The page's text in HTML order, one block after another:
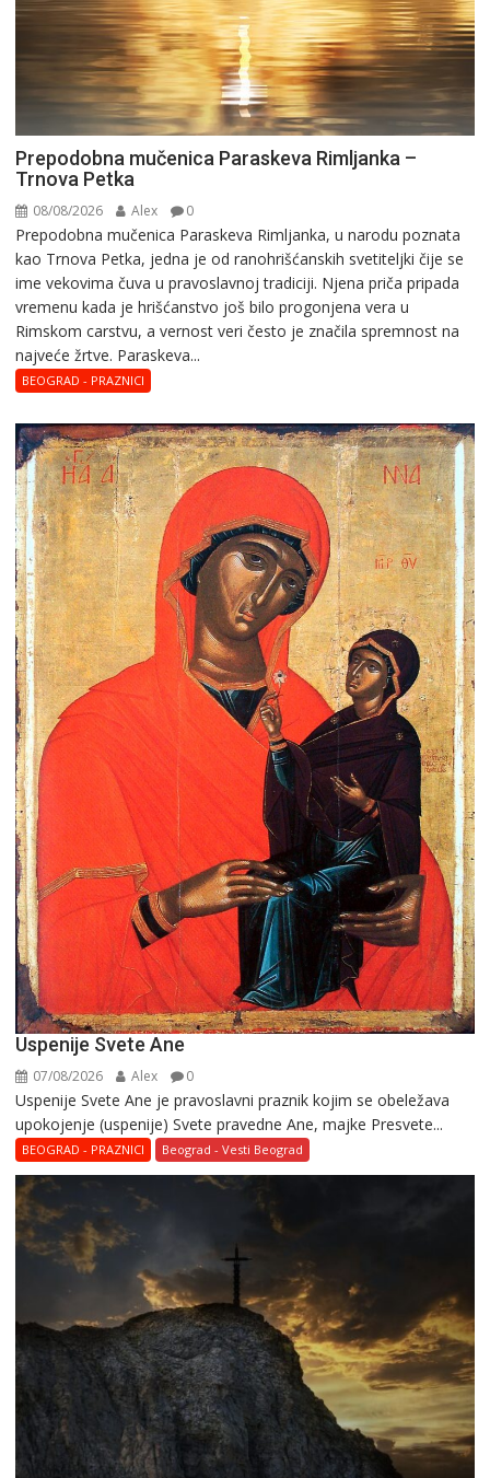
Prepodobna mučenica Paraskeva Rimljanka –
Trnova Petka
08/08/2026 Alex 0
Prepodobna mučenica Paraskeva Rimljanka, u narodu poznata
kao Trnova Petka, jedna je od ranohrišćanskih svetiteljki čije se
ime vekovima čuva u pravoslavnoj tradiciji. Njena priča pripada
vremenu kada je hrišćanstvo još bilo progonjena vera u
Rimskom carstvu, a vernost veri često je značila spremnost na
najveće žrtve. Paraskeva...
BEOGRAD - PRAZNICI
Uspenije Svete Ane
07/08/2026 Alex 0
Uspenije Svete Ane je pravoslavni praznik kojim se obeležava
upokojenje (uspenije) Svete pravedne Ane, majke Presvete...
BEOGRAD - PRAZNICI Beograd - Vesti Beograd